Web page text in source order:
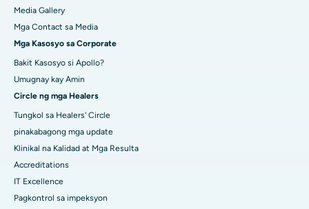
Media Gallery
Mga Contact sa Media
Mga Kasosyo sa Corporate
Bakit Kasosyo si Apollo?
Umugnay kay Amin
Circle ng mga Healers
Tungkol sa Healers' Circle
pinakabagong mga update
Klinikal na Kalidad at Mga Resulta
Accreditations
IT Excellence
Pagkontrol sa impeksyon